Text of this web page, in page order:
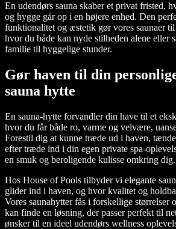
En udendørs sauna skaber et privat fristed,
og hygge går op i en højere enhed. Den
funktionalitet og æstetik gør vores saunaer
hvor du både kan nyde stilheden alene eller
familie til hyggelige stunder.
Gør haven til din
sauna hytte
En sauna-hytte forvandler din have til et
hvor du får både ro, varme og velvære,
Forestil dig at kunne træde ud i haven,
efter træde ind i din egen private spa-
en smuk og beroligende kulisse omkring dig.
Hos House of Pools tilbyder vi elegante
glider ind i haven, og hvor kvalitet og
Vores saunahytter fås i forskellige størrelser
kan finde en løsning, der passer perfekt til
ønsker til en ideel udendørs wellness